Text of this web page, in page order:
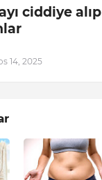
ciddiye alıp
14, 2025